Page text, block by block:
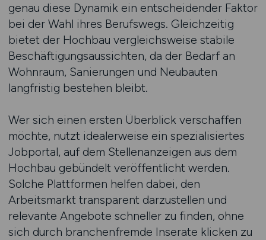
genau diese Dynamik ein entscheidender Faktor
bei der Wahl ihres Berufswegs. Gleichzeitig
bietet der Hochbau vergleichsweise stabile
Beschäftigungsaussichten, da der Bedarf an
Wohnraum, Sanierungen und Neubauten
langfristig bestehen bleibt.
Wer sich einen ersten Überblick verschaffen
möchte, nutzt idealerweise ein spezialisiertes
Jobportal, auf dem Stellenanzeigen aus dem
Hochbau gebündelt veröffentlicht werden.
Solche Plattformen helfen dabei, den
Arbeitsmarkt transparent darzustellen und
relevante Angebote schneller zu finden, ohne
sich durch branchenfremde Inserate klicken zu